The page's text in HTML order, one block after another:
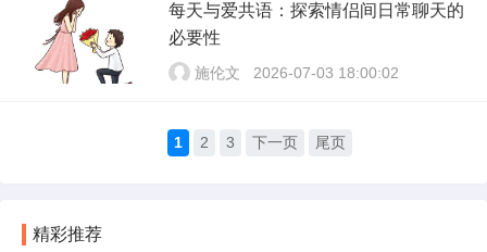
每天与爱共语：探索情侣间日常聊天的
必要性
施伦文 2026-07-03 18:00:02
1 2 3 下一页 尾页
精彩推荐